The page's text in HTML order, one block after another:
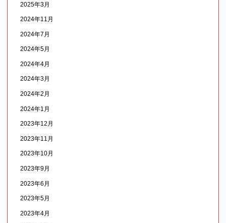
2025年3月
2024年11月
2024年7月
2024年5月
2024年4月
2024年3月
2024年2月
2024年1月
2023年12月
2023年11月
2023年10月
2023年9月
2023年6月
2023年5月
2023年4月